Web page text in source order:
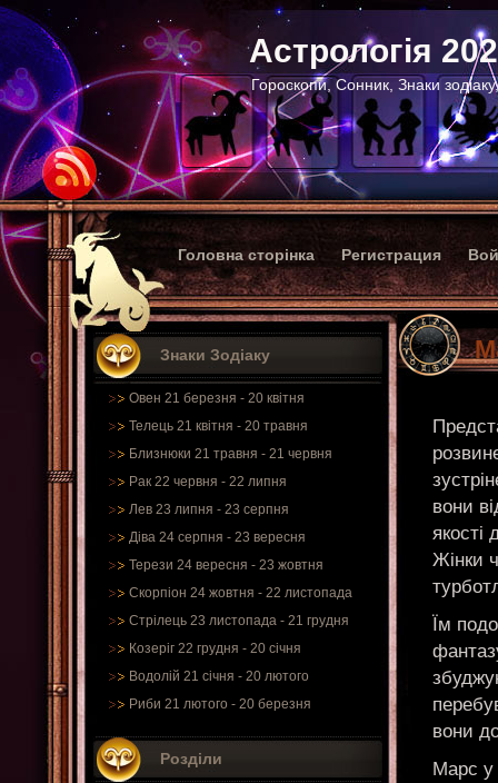
Астрологія
Гороскопи, Сонник, Знаки
Головна сторінка Регистрация
Знаки Зодіаку
Овен 21 березня - 20 квітня
Телець 21 квітня - 20 травня
Близнюки 21 травня - 21 червня
Рак 22 червня - 22 липня
Лев 23 липня - 23 серпня
Діва 24 серпня - 23 вересня
Терези 24 вересня - 23 жовтня
Скорпіон 24 жовтня - 22 листопада
Стрілець 23 листопада - 21 грудня
Козеріг 22 грудня - 20 січня
Водолій 21 січня - 20 лютого
Риби 21 лютого - 20 березня
Розділи
вони
якості
Жінки
Їм
вони
Марс у